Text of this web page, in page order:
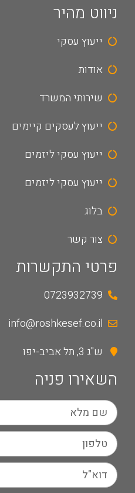
ניווט מהיר
ייעוץ עסקי
אודות
שירותי המשרד
ייעוץ לעסקים קיימים
ייעוץ עסקי ליזמים
ייעוץ עסקי ליזמים
בלוג
צור קשר
פרטי התקשרות
0723932739
info@roshkesef.co.il
ש"ג 3, תל אביב-יפו
השאירו פניה